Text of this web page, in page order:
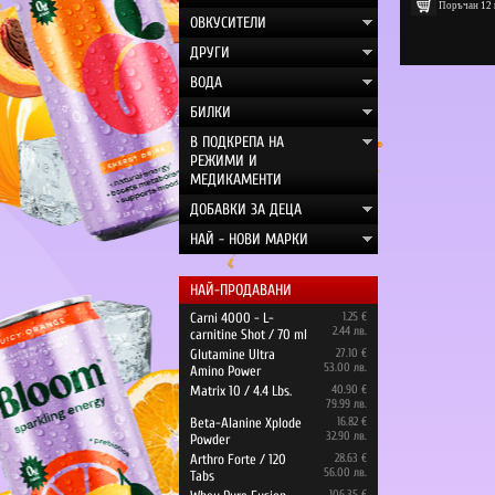
ОВКУСИТЕЛИ
ДРУГИ
ВОДА
БИЛКИ
В ПОДКРЕПА НА
РЕЖИМИ И
МЕДИКАМЕНТИ
ДОБАВКИ ЗА ДЕЦА
НАЙ - НОВИ МАРКИ
НАЙ-ПРОДАВАНИ
Carni 4000 - L-
carnitine Shot / 70 ml
1.25 €
2.44 лв.
Glutamine Ultra
Amino Power
27.10 €
53.00 лв.
Matrix 10 / 4.4 Lbs.
40.90 €
79.99 лв.
Beta-Alanine Xplode
Powder
16.82 €
32.90 лв.
Arthro Forte / 120
Tabs
28.63 €
56.00 лв.
Поръчан 12